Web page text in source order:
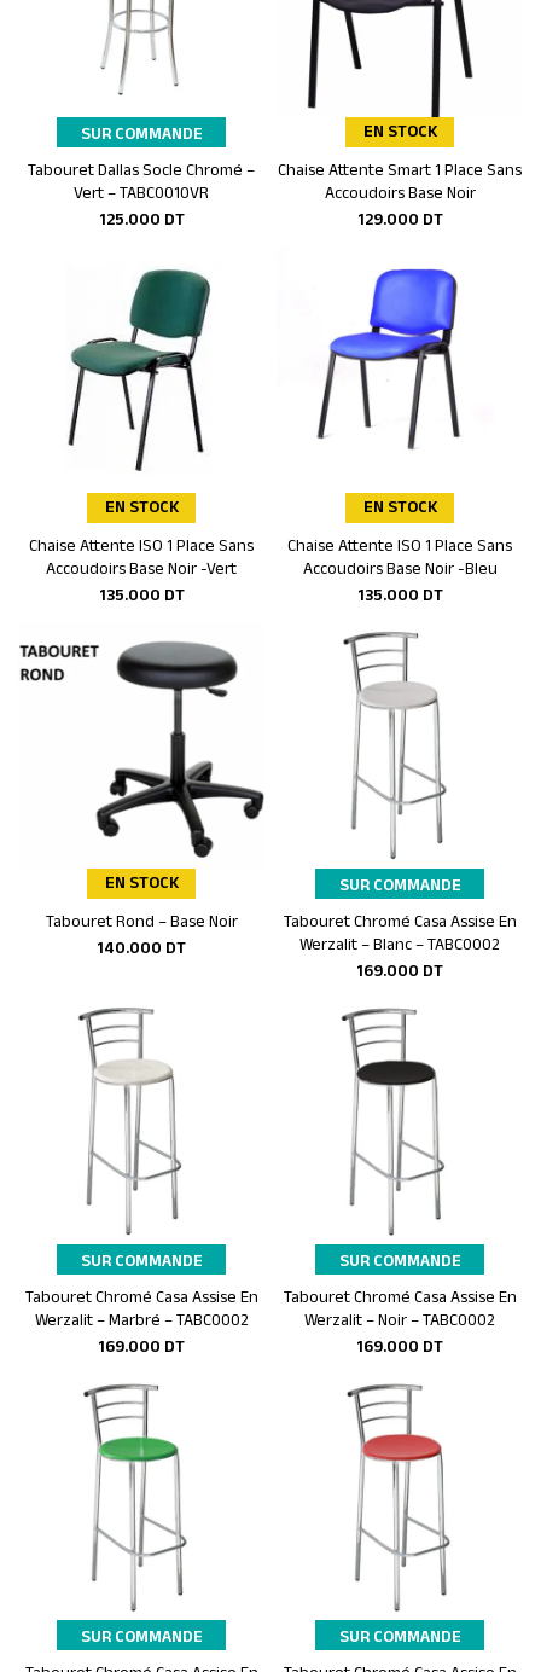
SUR COMMANDE
Ajouter au panier
Tabouret Dallas Socle Chromé –
Vert – TABC0010VR
125.000 DT
EN STOCK
Ajouter au panier
Chaise Attente Smart 1 Place Sans
Accoudoirs Base Noir
129.000 DT
EN STOCK
Ajouter au panier
Chaise Attente ISO 1 Place Sans
Accoudoirs Base Noir -Vert
135.000 DT
EN STOCK
Ajouter au panier
Chaise Attente ISO 1 Place Sans
Accoudoirs Base Noir -Bleu
135.000 DT
EN STOCK
Ajouter au panier
Tabouret Rond – Base Noir
140.000 DT
SUR COMMANDE
Ajouter au panier
Tabouret Chromé Casa Assise En
Werzalit – Blanc – TABC0002
169.000 DT
SUR COMMANDE
Ajouter au panier
Tabouret Chromé Casa Assise En
Werzalit – Marbré – TABC0002
169.000 DT
SUR COMMANDE
Ajouter au panier
Tabouret Chromé Casa Assise En
Werzalit – Noir – TABC0002
169.000 DT
SUR COMMANDE SUR COMMANDE